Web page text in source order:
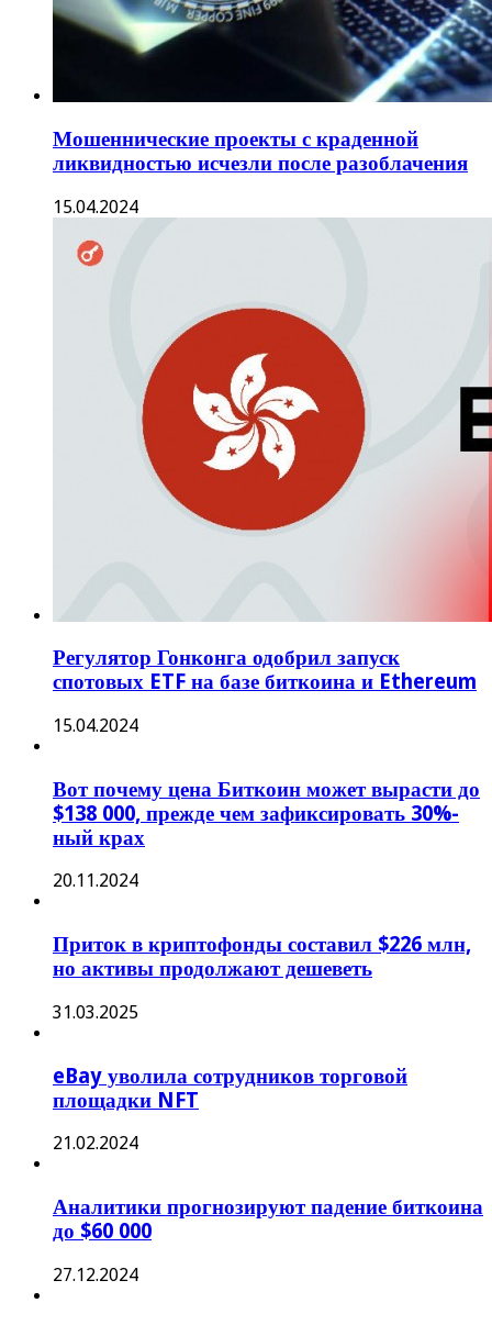
Мошеннические проекты с краденной
ликвидностью исчезли после разоблачения
15.04.2024
Регулятор Гонконга одобрил запуск
спотовых ETF на базе биткоина и Ethereum
15.04.2024
Вот почему цена Биткоин может вырасти до
$138 000, прежде чем зафиксировать 30%-
ный крах
20.11.2024
Приток в криптофонды составил $226 млн,
но активы продолжают дешеветь
31.03.2025
eBay уволила сотрудников торговой
площадки NFT
21.02.2024
Аналитики прогнозируют падение биткоина
до $60 000
27.12.2024